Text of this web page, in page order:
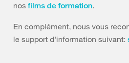
nos films de formation.
En complément, nous vous
le support d'information suivant: